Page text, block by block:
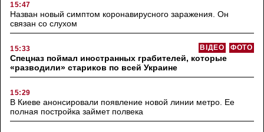
15:47
Назван новый симптом коронавирусного заражения. Он
связан со слухом
15:33 ФОТО
ВІДЕО
Спецназ поймал иностранных грабителей, которые
«разводили» стариков по всей Украине
15:29
В Киеве анонсировали появление новой линии метро. Ее
полная постройка займет полвека